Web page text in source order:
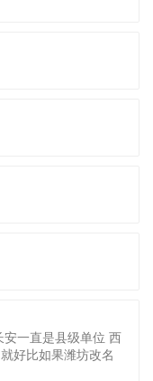
一直是县级单位 西
好比如果潍坊改名